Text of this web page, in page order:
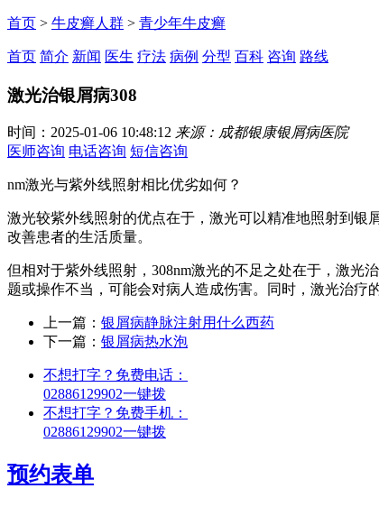
首页 > 牛皮癣人群 > 青少年牛皮癣
首页 简介 新闻 医生 疗法 病例 分型 百科 咨询 路线
激光治银屑病308
时间：2025-01-06 10:48:12 来源：成都银康银屑病医院
医师咨询 电话咨询 短信咨询
nm激光与紫外线照射相比优劣如何？
激光较紫外线照射的优点在于，激光可以精准地照射到银
改善患者的生活质量。
但相对于紫外线照射，308nm激光的不足之处在于，激光治
题或操作不当，可能会对病人造成伤害。同时，激光治疗
上一篇： 银屑病静脉注射用什么西药
下一篇： 银屑病热水泡
不想打字？免费电话：
02886129902一键拨
不想打字？免费手机：
02886129902一键拨
预约表单